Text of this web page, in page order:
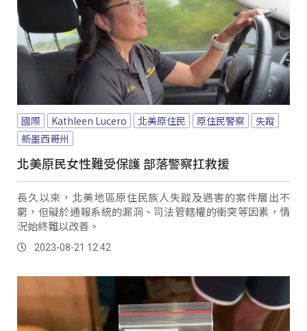
國際 Kathleen Lucero 北美原住民 原住民警察
失蹤
新墨西哥州
北美原民女性難受保護 部落警察扛救援
長久以來，北美地區原住民族人失蹤及遇害的案件層出不
窮，但礙於通報系統的漏洞、司法管轄權的衝突等因素，情
況始終難以改善。
2023-08-21 12:42